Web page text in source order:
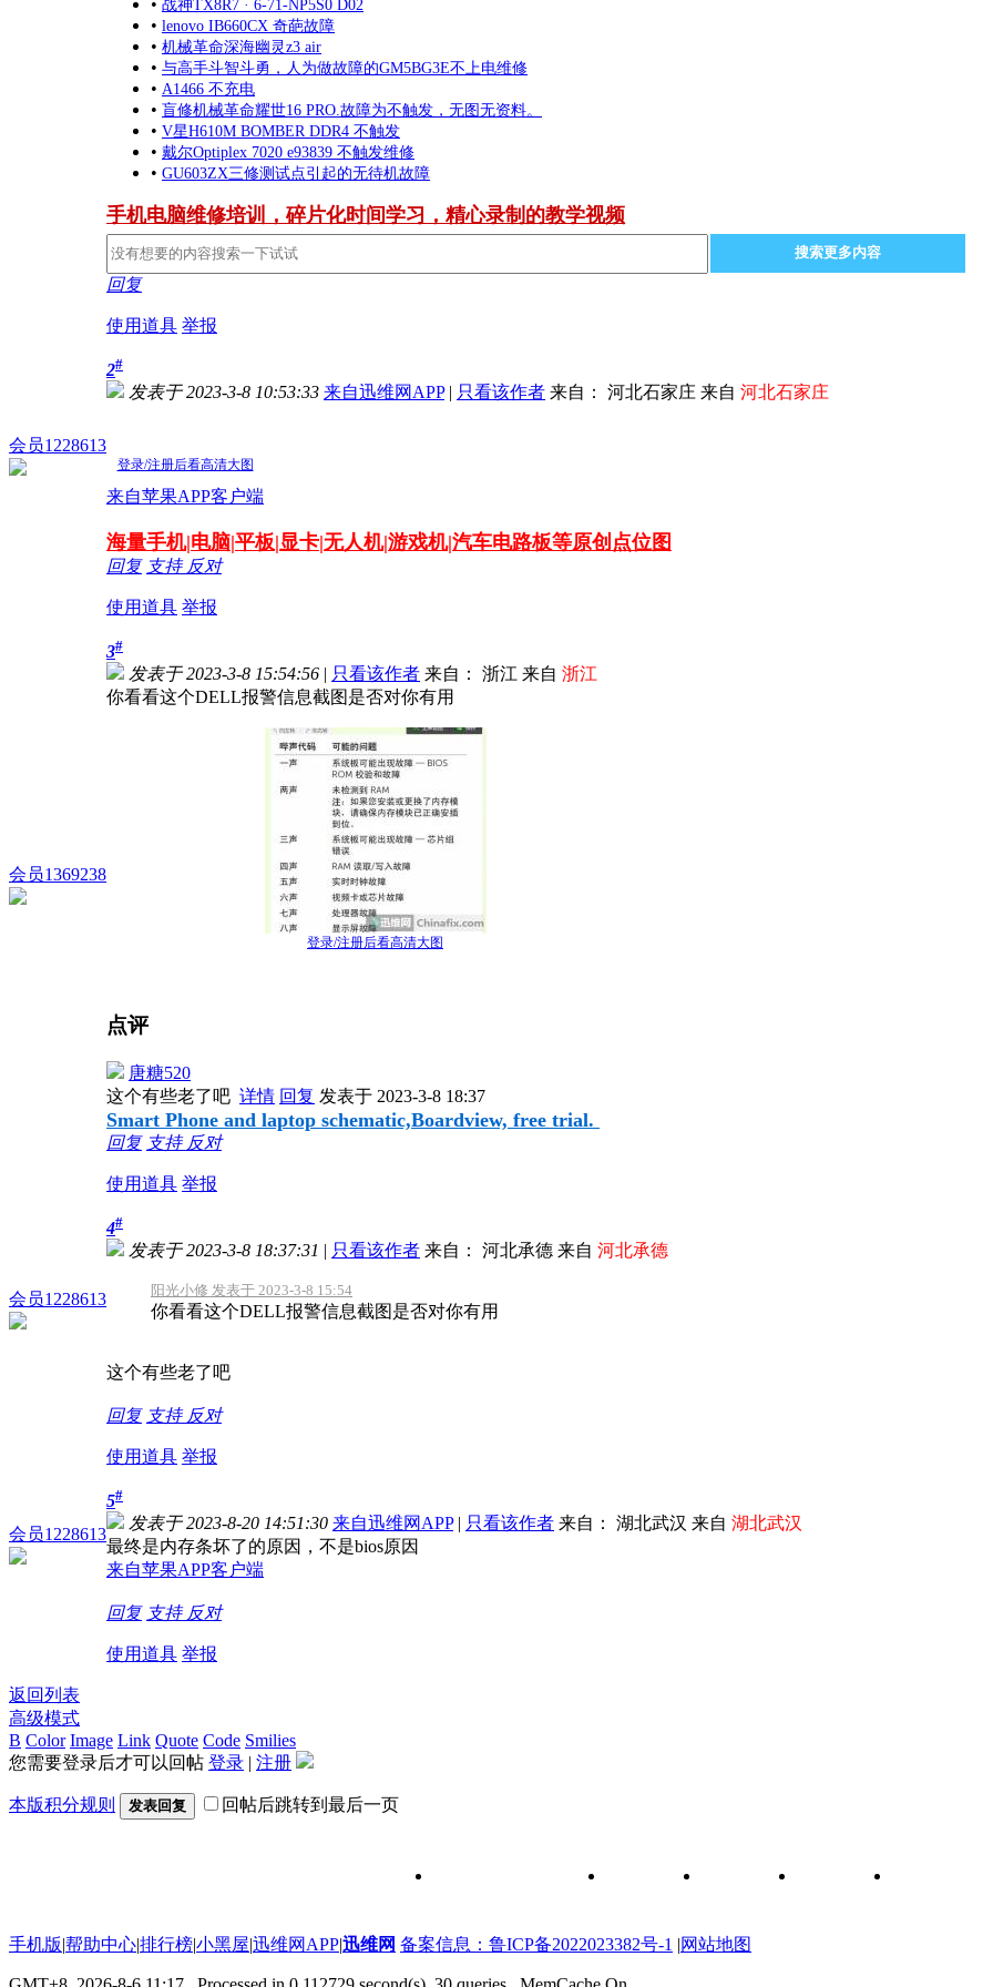
战神TX8R7 · 6-71-NP5S0 D02
• lenovo IB660CX 奇葩故障
• 机械革命深海幽灵z3 air
• 与高手斗智斗勇，人为做故障的GM5BG3E不上电维修
• A1466 不充电
• 盲修机械革命耀世16 PRO.故障为不触发，无图无资料。
• V星H610M BOMBER DDR4 不触发
• 戴尔Optiplex 7020 e93839 不触发维修
• GU603ZX三修测试点引起的无待机故障
手机电脑维修培训，碎片化时间学习，精心录制的教学视频
搜索更多内容
回复
使用道具 举报
会员1228613
2#
发表于 2023-3-8 10:53:33 来自迅维网APP | 只看该作者 来自： 河北石家庄 来自 河北石家庄
登录/注册后看高清大图
来自苹果APP客户端
海量手机|电脑|平板|显卡|无人机|游戏机|汽车电路板等原创点位图
回复 支持 反对
使用道具 举报
会员1369238
3#
发表于 2023-3-8 15:54:56 | 只看该作者 来自： 浙江 来自 浙江
你看看这个DELL报警信息截图是否对你有用
登录/注册后看高清大图
点评
唐糖520
这个有些老了吧 详情 回复 发表于 2023-3-8 18:37
Smart Phone and laptop schematic,Boardview, free trial.
回复 支持 反对
使用道具 举报
会员1228613
4#
发表于 2023-3-8 18:37:31 | 只看该作者 来自： 河北承德 来自 河北承德
阳光小修 发表于 2023-3-8 15:54
你看看这个DELL报警信息截图是否对你有用
这个有些老了吧
回复 支持 反对
使用道具 举报
会员1228613
5#
发表于 2023-8-20 14:51:30 来自迅维网APP | 只看该作者 来自： 湖北武汉 来自 湖北武汉
最终是内存条坏了的原因，不是bios原因
来自苹果APP客户端
回复 支持 反对
使用道具 举报
返回列表
高级模式
B Color Image Link Quote Code Smilies
您需要登录后才可以回帖 登录 | 注册
本版积分规则 发表回复 回帖后跳转到最后一页
手机版|帮助中心|排行榜|小黑屋|迅维网APP|迅维网 备案信息：鲁ICP备2022023382号-1 |网站地图